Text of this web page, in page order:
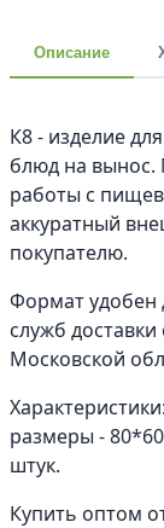
Описание
К8 - изделие
блюд на вынос.
работы с
аккуратный
покупателю.
Формат удобен
служб
Московской
размеры -
штук.
Купить оптом